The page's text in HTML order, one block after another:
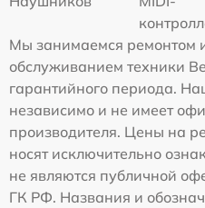
Мы занимаемся ремонтом
обслуживанием техники
гарантийного периода.
независимо и не имеет
производителя. Цены на
носят исключительно
не являются публичной
ГК РФ. Названия и